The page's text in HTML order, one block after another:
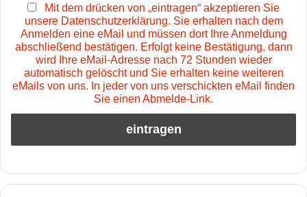
Mit dem drücken von „eintragen“ akzeptieren Sie
unsere Datenschutzerklärung. Sie erhalten nach dem
Anmelden eine eMail und müssen dort Ihre Anmeldung
abschließend bestätigen. Erfolgt keine Bestätigung, dann
wird Ihre eMail-Adresse nach 72 Stunden wieder
automatisch gelöscht und Sie erhalten keine weiteren
eMails von uns. In jeder von uns verschickten eMail finden
Sie einen Abmelde-Link.